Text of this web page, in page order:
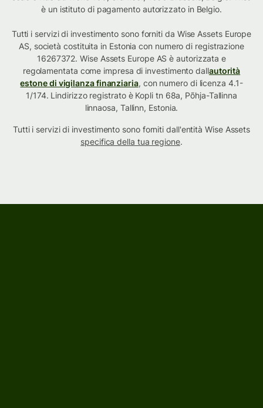
è un istituto di pagamento autorizzato in Belgio.
Tutti i servizi di investimento sono forniti da Wise Assets Europe
AS, società costituita in Estonia con numero di registrazione
16267372. Wise Assets Europe AS è autorizzata e
regolamentata come impresa di investimento dallautorità
estone di vigilanza finanziaria, con numero di licenza 4.1-
1/174. Lindirizzo registrato è Kopli tn 68a, Põhja-Tallinna
linnaosa, Tallinn, Estonia.
Tutti i servizi di investimento sono forniti dall'entità Wise Assets
specifica della tua regione.